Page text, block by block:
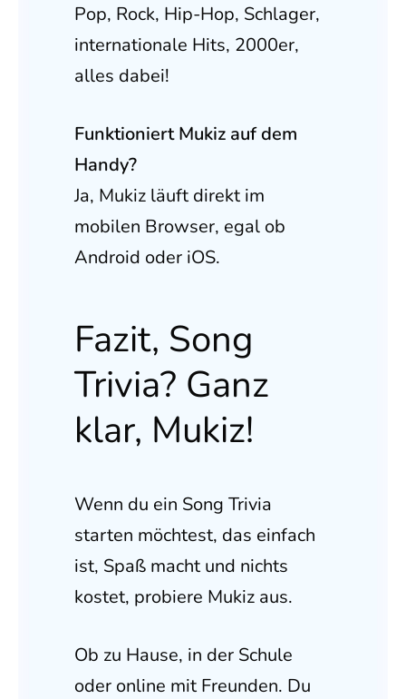
Pop, Rock, Hip-Hop, Schlager,
internationale Hits, 2000er,
alles dabei!
Funktioniert Mukiz auf dem
Handy?
Ja, Mukiz läuft direkt im
mobilen Browser, egal ob
Android oder iOS.
Fazit, Song
Trivia? Ganz
klar, Mukiz!
Wenn du ein Song Trivia
starten möchtest, das einfach
ist, Spaß macht und nichts
kostet, probiere Mukiz aus.
Ob zu Hause, in der Schule
oder online mit Freunden. Du